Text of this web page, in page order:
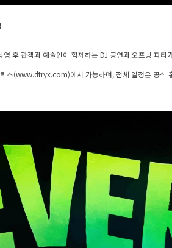
후 관객과 예술인이 함께하는 DJ 공연과 오프닝 파
스(www.dtryx.com)에서 가능하며, 전체 일정은 공